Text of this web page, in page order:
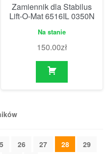
Zamiennik dla Stabilus
Lift-O-Mat 6516IL 0350N
Na stanie
150.00zł
26 27 28
29